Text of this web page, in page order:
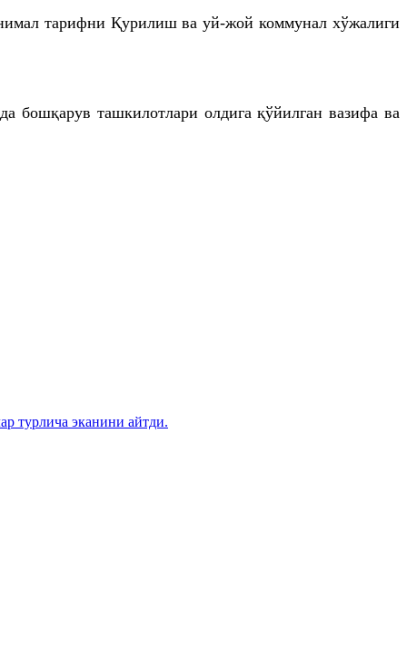
тарифни Қурилиш ва уй-жой коммунал хўжалиги
бошқарув ташкилотлари олдига қўйилган вазифа ва
турлича эканини айтди.